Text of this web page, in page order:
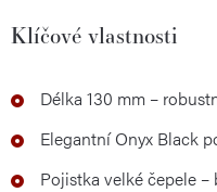
Klíčové vlastnosti
Délka 130 mm –
Elegantní Onyx Black
Pojistka velké čepele